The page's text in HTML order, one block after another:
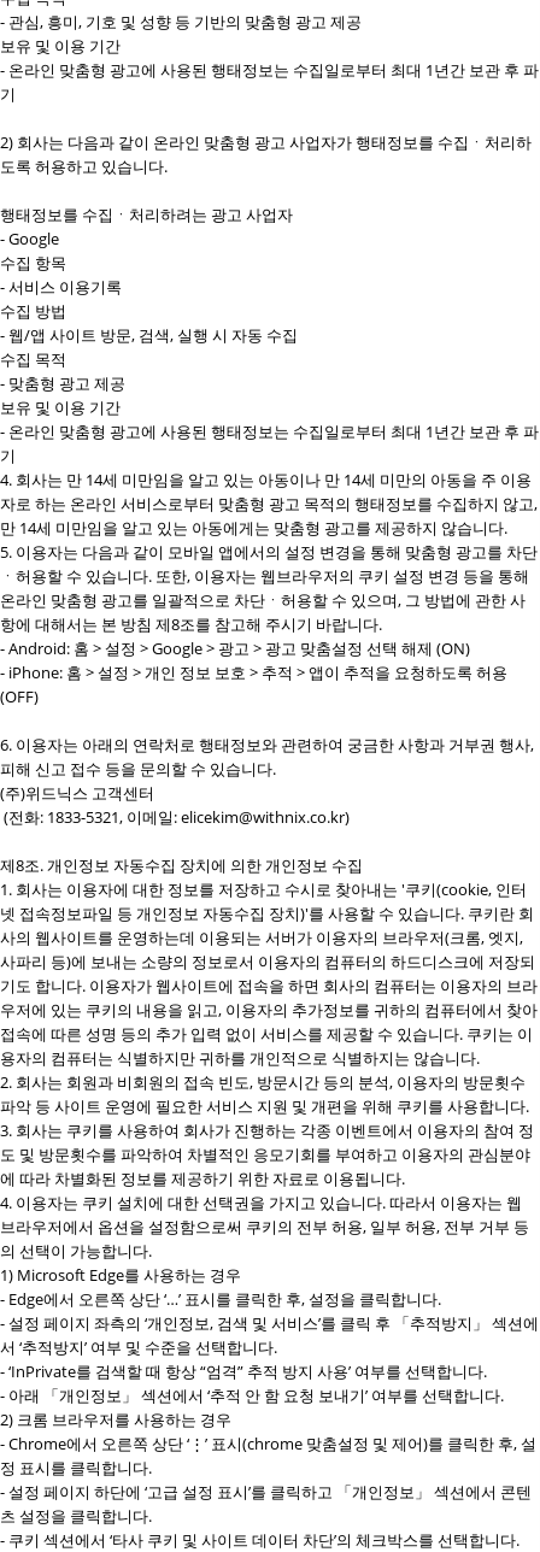
- 관심, 흥미, 기호 및 성향 등 기반의 맞춤형 광고 제공
보유 및 이용 기간
- 온라인 맞춤형 광고에 사용된 행태정보는 수집일로부터 최대 1년간 보관 후 파
기
2) 회사는 다음과 같이 온라인 맞춤형 광고 사업자가 행태정보를 수집ㆍ처리하
도록 허용하고 있습니다.
행태정보를 수집ㆍ처리하려는 광고 사업자
- Google
수집 항목
- 서비스 이용기록
수집 방법
- 웹/앱 사이트 방문, 검색, 실행 시 자동 수집
수집 목적
- 맞춤형 광고 제공
보유 및 이용 기간
- 온라인 맞춤형 광고에 사용된 행태정보는 수집일로부터 최대 1년간 보관 후 파
기
4. 회사는 만 14세 미만임을 알고 있는 아동이나 만 14세 미만의 아동을 주 이용
자로 하는 온라인 서비스로부터 맞춤형 광고 목적의 행태정보를 수집하지 않고,
만 14세 미만임을 알고 있는 아동에게는 맞춤형 광고를 제공하지 않습니다.
5. 이용자는 다음과 같이 모바일 앱에서의 설정 변경을 통해 맞춤형 광고를 차단
ㆍ허용할 수 있습니다. 또한, 이용자는 웹브라우저의 쿠키 설정 변경 등을 통해
온라인 맞춤형 광고를 일괄적으로 차단ㆍ허용할 수 있으며, 그 방법에 관한 사
항에 대해서는 본 방침 제8조를 참고해 주시기 바랍니다.
- Android: 홈 > 설정 > Google > 광고 > 광고 맞춤설정 선택 해제 (ON)
- iPhone: 홈 > 설정 > 개인 정보 보호 > 추적 > 앱이 추적을 요청하도록 허용
(OFF)
6. 이용자는 아래의 연락처로 행태정보와 관련하여 궁금한 사항과 거부권 행사,
피해 신고 접수 등을 문의할 수 있습니다.
(주)위드닉스 고객센터
(전화: 1833-5321, 이메일: elicekim@withnix.co.kr)
제8조. 개인정보 자동수집 장치에 의한 개인정보 수집
1. 회사는 이용자에 대한 정보를 저장하고 수시로 찾아내는 '쿠키(cookie, 인터
넷 접속정보파일 등 개인정보 자동수집 장치)'를 사용할 수 있습니다. 쿠키란 회
사의 웹사이트를 운영하는데 이용되는 서버가 이용자의 브라우저(크롬, 엣지,
사파리 등)에 보내는 소량의 정보로서 이용자의 컴퓨터의 하드디스크에 저장되
기도 합니다. 이용자가 웹사이트에 접속을 하면 회사의 컴퓨터는 이용자의 브라
우저에 있는 쿠키의 내용을 읽고, 이용자의 추가정보를 귀하의 컴퓨터에서 찾아
접속에 따른 성명 등의 추가 입력 없이 서비스를 제공할 수 있습니다. 쿠키는 이
용자의 컴퓨터는 식별하지만 귀하를 개인적으로 식별하지는 않습니다.
2. 회사는 회원과 비회원의 접속 빈도, 방문시간 등의 분석, 이용자의 방문횟수
파악 등 사이트 운영에 필요한 서비스 지원 및 개편을 위해 쿠키를 사용합니다.
3. 회사는 쿠키를 사용하여 회사가 진행하는 각종 이벤트에서 이용자의 참여 정
도 및 방문횟수를 파악하여 차별적인 응모기회를 부여하고 이용자의 관심분야
에 따라 차별화된 정보를 제공하기 위한 자료로 이용됩니다.
4. 이용자는 쿠키 설치에 대한 선택권을 가지고 있습니다. 따라서 이용자는 웹
브라우저에서 옵션을 설정함으로써 쿠키의 전부 허용, 일부 허용, 전부 거부 등
의 선택이 가능합니다.
1) Microsoft Edge를 사용하는 경우
- Edge에서 오른쪽 상단 ‘…’ 표시를 클릭한 후, 설정을 클릭합니다.
- 설정 페이지 좌측의 ‘개인정보, 검색 및 서비스’를 클릭 후 「추적방지」 섹션에
서 ‘추적방지’ 여부 및 수준을 선택합니다.
- ‘InPrivate를 검색할 때 항상 “엄격” 추적 방지 사용’ 여부를 선택합니다.
- 아래 「개인정보」 섹션에서 ‘추적 안 함 요청 보내기’ 여부를 선택합니다.
2) 크롬 브라우저를 사용하는 경우
- Chrome에서 오른쪽 상단 ‘⋮’ 표시(chrome 맞춤설정 및 제어)를 클릭한 후, 설
정 표시를 클릭합니다.
- 설정 페이지 하단에 ‘고급 설정 표시’를 클릭하고 「개인정보」 섹션에서 콘텐
츠 설정을 클릭합니다.
- 쿠키 섹션에서 ‘타사 쿠키 및 사이트 데이터 차단’의 체크박스를 선택합니다.